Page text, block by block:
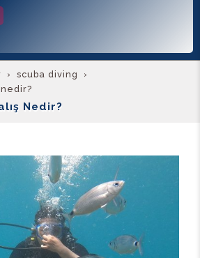
scuba di̇vi̇ng
Nedir?